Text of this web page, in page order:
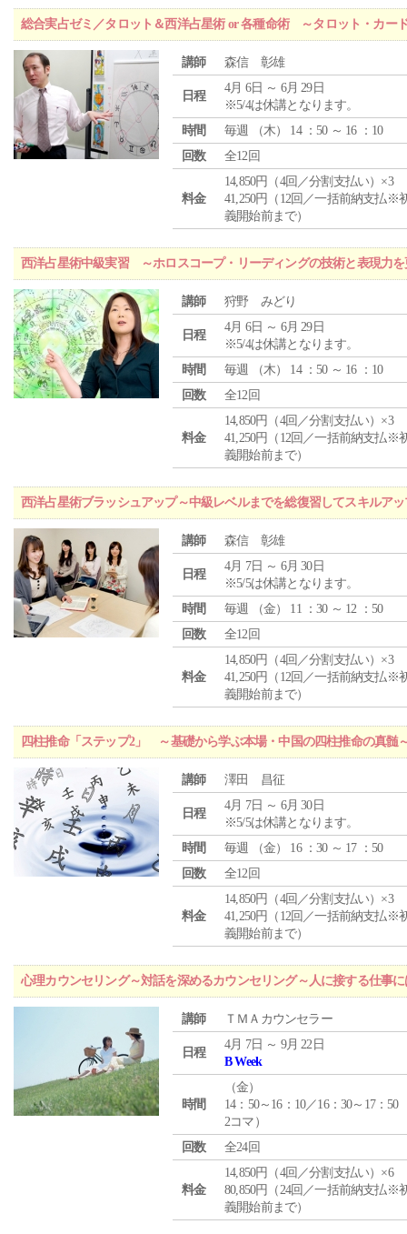
総合実占ゼミ／タロット＆西洋占星術 or 各種命術 ～タロット・カー
講師 森信 彰雄
日程
4月 6日 ～ 6月 29日
※5/4は休講となります。
時間
毎週 （木） 14 ：50 ～ 16 ：10
回数
全12回
料金
14,850円（4回／分割支払い）×3
41,250円（12回／一括前納支払※
義開始前まで）
西洋占星術中級実習 ～ホロスコープ・リーディングの技術と表現力
講師 狩野 みどり
日程
4月 6日 ～ 6月 29日
※5/4は休講となります。
時間
毎週 （木） 14 ：50 ～ 16 ：10
回数
全12回
料金
14,850円（4回／分割支払い）×3
41,250円（12回／一括前納支払※
義開始前まで）
西洋占星術ブラッシュアップ～中級レベルまでを総復習してスキルア
講師 森信 彰雄
日程
4月 7日 ～ 6月 30日
※5/5は休講となります。
時間
毎週 （金） 11 ：30 ～ 12 ：50
回数
全12回
料金
14,850円（4回／分割支払い）×3
41,250円（12回／一括前納支払※
義開始前まで）
四柱推命「ステップ2」 ～基礎から学ぶ本場・中国の四柱推命の真髄
講師 澤田 昌征
日程
4月 7日 ～ 6月 30日
※5/5は休講となります。
時間
毎週 （金） 16 ：30 ～ 17 ：50
回数
全12回
料金
14,850円（4回／分割支払い）×3
41,250円（12回／一括前納支払※
義開始前まで）
心理カウンセリング～対話を深めるカウンセリング～人に接する仕事
講師 ＴＭＡカウンセラー
日程
4月 7日 ～ 9月 22日
B Week
時間
（金）
14：50～16：10／16：30～17：50
2コマ）
回数
全24回
料金
14,850円（4回／分割支払い）×6
80,850円（24回／一括前納支払※
義開始前まで）